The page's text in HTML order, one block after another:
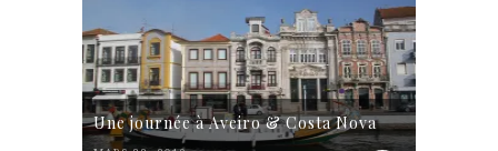
Une journée à Aveiro & Costa Nova